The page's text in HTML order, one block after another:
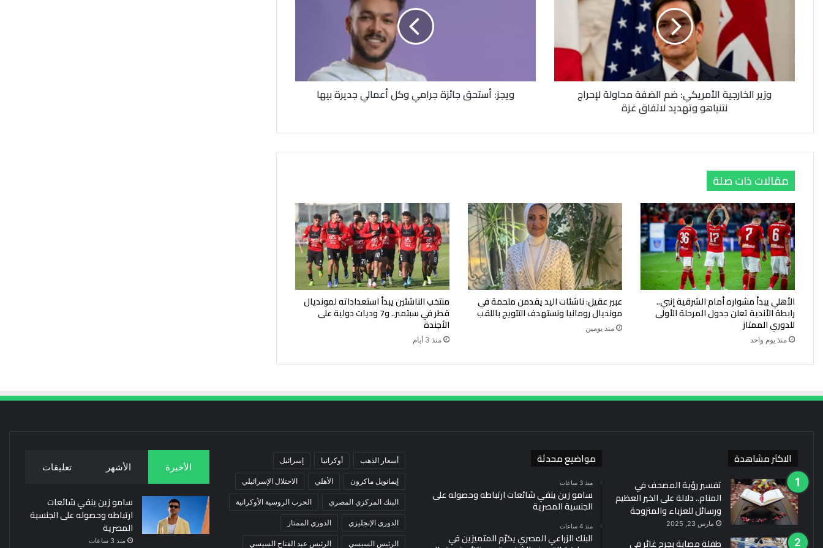
الأمريكي:
وتهديد
وزير الخارجية الأمريكي: ضم الضفة محاولة لإحراج
نتنياهو وتهديد لاتفاق غزة
ويجز: أستحق جائزة جرامي وكل أعمالي جديرة بيها
مقالات ذات صلة
الأهلي يبدأ مشواره أمام الشرقية إنبي..
رابطة الأندية تعلن جدول المرحلة الأولى
للدوري الممتاز
منذ يوم واحد
عبير عقيل: ناشئات اليد يقدمن ملحمة في
مونديال رومانيا ونستهدف التتويج باللقب
منذ يومين
منتخب الناشئين يبدأ استعداداته لمونديال
قطر في سبتمبر.. و7 وديات دولية على
الأجندة
منذ 3 أيام
الاكثر مشاهدة
تفسير رؤية المصحف في
المنام.. دلالة على الخير العظيم
ورسائل للعزباء والمتزوجة
مارس 23, 2025
طفلة مصابة بجرح غائر في
مواضيع محدثة
منذ 3 ساعات
سامو زين ينفي شائعات ارتباطه وحصوله على
الجنسية المصرية
منذ 4 ساعات
البنك الزراعي المصري يكرّم المتميزين في
أسعار الذهب أوكرانيا إسرائيل
إيمانويل ماكرون الأهلي الاحتلال الإسرائيلي
البنك المركزي المصري الحرب الروسية الأوكرانية
الدوري الإنجليزي الدوري الممتاز
الرئيس السيسي الرئيس عبد الفتاح السيسي
الأخيرة الأشهر تعليقات
سامو زين ينفي شائعات
ارتباطه وحصوله على الجنسية
المصرية
منذ 3 ساعات